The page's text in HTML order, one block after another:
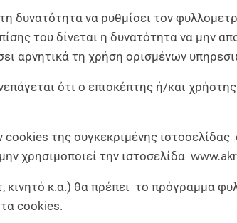
δυνατότητα να ρυθμίσει τον
του δίνεται η δυνατότητα να μην
αρνητικά τη χρήση ορισμένων
ότι ο επισκέπτης ή/και
της συγκεκριμένης
χρησιμοποιεί την ιστοσελίδα
κινητό κ.α.) θα πρέπει το πρόγραμμα
cookies.